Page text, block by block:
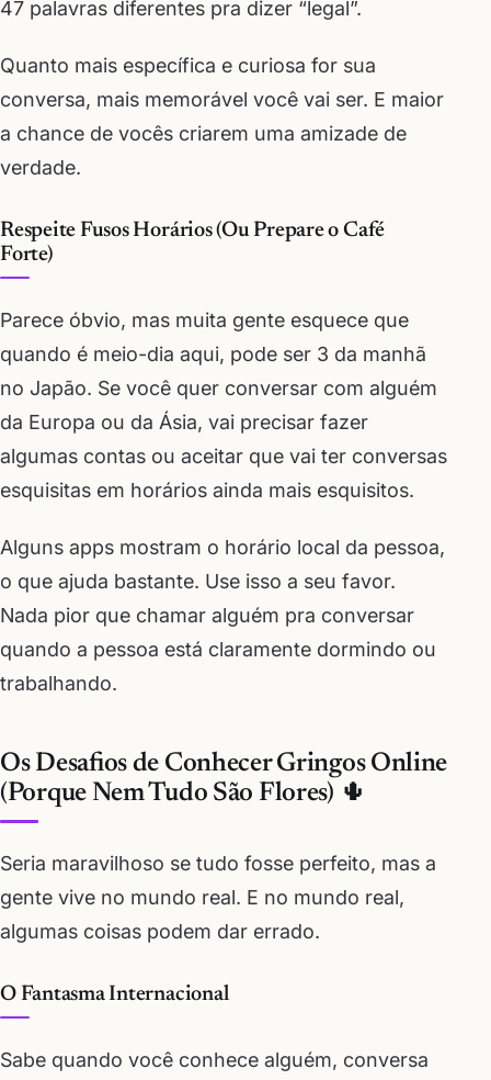
47 palavras diferentes pra dizer “legal”.
Quanto mais específica e curiosa for sua
conversa, mais memorável você vai ser. E maior
a chance de vocês criarem uma amizade de
verdade.
Respeite Fusos Horários (Ou Prepare o Café
Forte)
Parece óbvio, mas muita gente esquece que
quando é meio-dia aqui, pode ser 3 da manhã
no Japão. Se você quer conversar com alguém
da Europa ou da Ásia, vai precisar fazer
algumas contas ou aceitar que vai ter conversas
esquisitas em horários ainda mais esquisitos.
Alguns apps mostram o horário local da pessoa,
o que ajuda bastante. Use isso a seu favor.
Nada pior que chamar alguém pra conversar
quando a pessoa está claramente dormindo ou
trabalhando.
Os Desafios de Conhecer Gringos Online
(Porque Nem Tudo São Flores) 🌵
Seria maravilhoso se tudo fosse perfeito, mas a
gente vive no mundo real. E no mundo real,
algumas coisas podem dar errado.
O Fantasma Internacional
Sabe quando você conhece alguém, conversa